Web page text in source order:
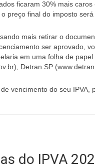
ficaram 30% mais
preço final do imposto
mais retirar o
ser aprovado,
em uma folha de
Detran.SP
vencimento do seu
do IPVA